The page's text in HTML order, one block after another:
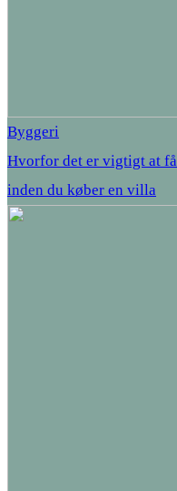
Byggeri
Hvorfor det er vigtigt at
inden du køber en villa